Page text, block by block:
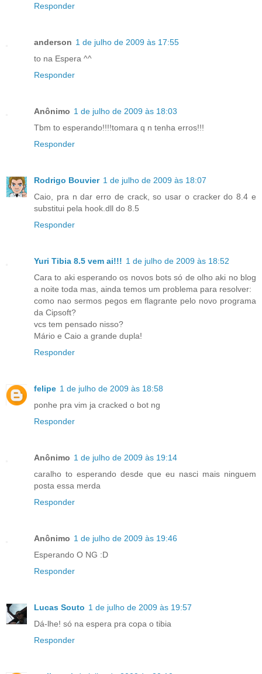
Responder
anderson 1 de julho de 2009 às 17:55
to na Espera ^^
Responder
Anônimo 1 de julho de 2009 às 18:03
Tbm to esperando!!!!tomara q n tenha erros!!!
Responder
Rodrigo Bouvier 1 de julho de 2009 às 18:07
Caio, pra n dar erro de crack, so usar o cracker do 8.4 e
substitui pela hook.dll do 8.5
Responder
Yuri Tibia 8.5 vem ai!!! 1 de julho de 2009 às 18:52
Cara to aki esperando os novos bots só de olho aki no blog
a noite toda mas, ainda temos um problema para resolver:
como nao sermos pegos em flagrante pelo novo programa
da Cipsoft?
vcs tem pensado nisso?
Mário e Caio a grande dupla!
Responder
felipe 1 de julho de 2009 às 18:58
ponhe pra vim ja cracked o bot ng
Responder
Anônimo 1 de julho de 2009 às 19:14
caralho to esperando desde que eu nasci mais ninguem
posta essa merda
Responder
Anônimo 1 de julho de 2009 às 19:46
Esperando O NG :D
Responder
Lucas Souto 1 de julho de 2009 às 19:57
Dá-lhe! só na espera pra copa o tibia
Responder